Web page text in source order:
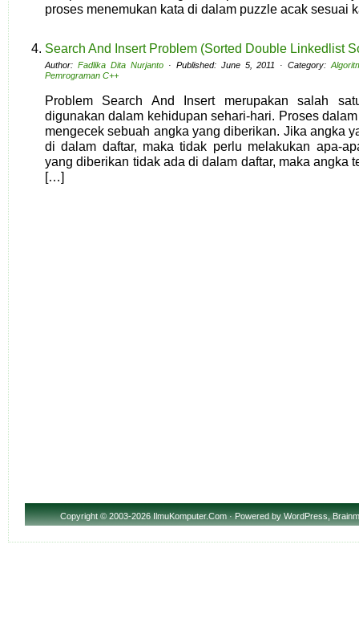
proses menemukan kata di dalam puzzle acak sesuai
Search And Insert Problem (Sorted Double Linkedlist
Author: Fadlika Dita Nurjanto· Published: June 5, 2011 · Category:
Pemrograman C++
Problem Search And Insert merupakan salah
digunakan dalam kehidupan sehari-hari. Proses
mengecek sebuah angka yang diberikan. Jika angka
di dalam daftar, maka tidak perlu melakukan apa-
yang diberikan tidak ada di dalam daftar, maka angka
[…]
Copyright© 2003-2026 IlmuKomputer.Com · Powered byWordPress,